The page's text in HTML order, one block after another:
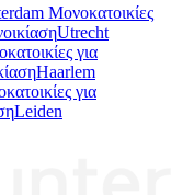
Μονοκατοικίες
Utrecht
για
Haarlem
για
Leiden